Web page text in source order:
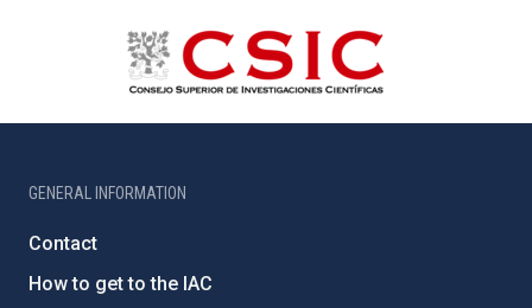
GENERAL INFORMATION
Contact
How to get to the IAC